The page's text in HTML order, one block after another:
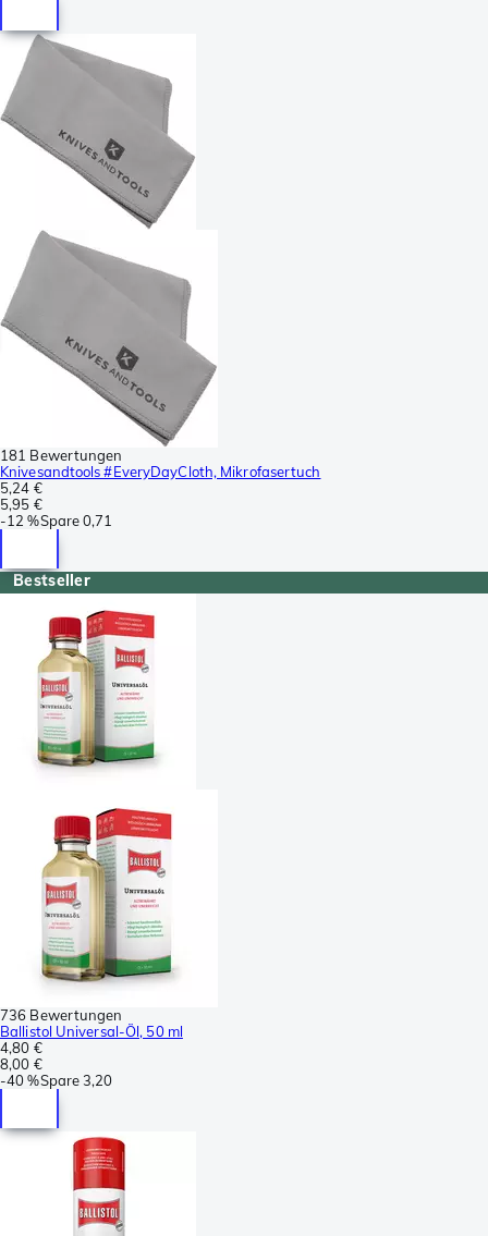
181 Bewertungen
Knivesandtools #EveryDayCloth, Mikrofasertuch
5,24 €
5,95 €
-12 %Spare0,71
Bestseller
736 Bewertungen
Ballistol Universal-Öl, 50 ml
4,80 €
8,00 €
-40 %Spare3,20